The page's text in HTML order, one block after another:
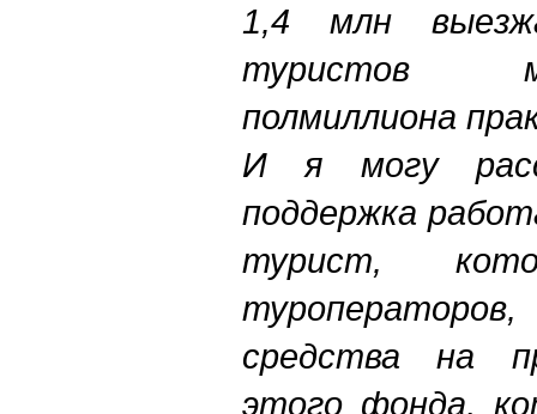
1,4 млн
туристов
полмиллиона
И я могу
поддержка
турист,
средства на
этого фонда,